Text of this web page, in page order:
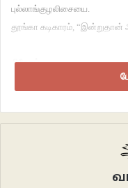
புல்லாங்குழலிசையை.
தூங்கா கடிகாரம், “இன்றுதான்
சிநேகம்